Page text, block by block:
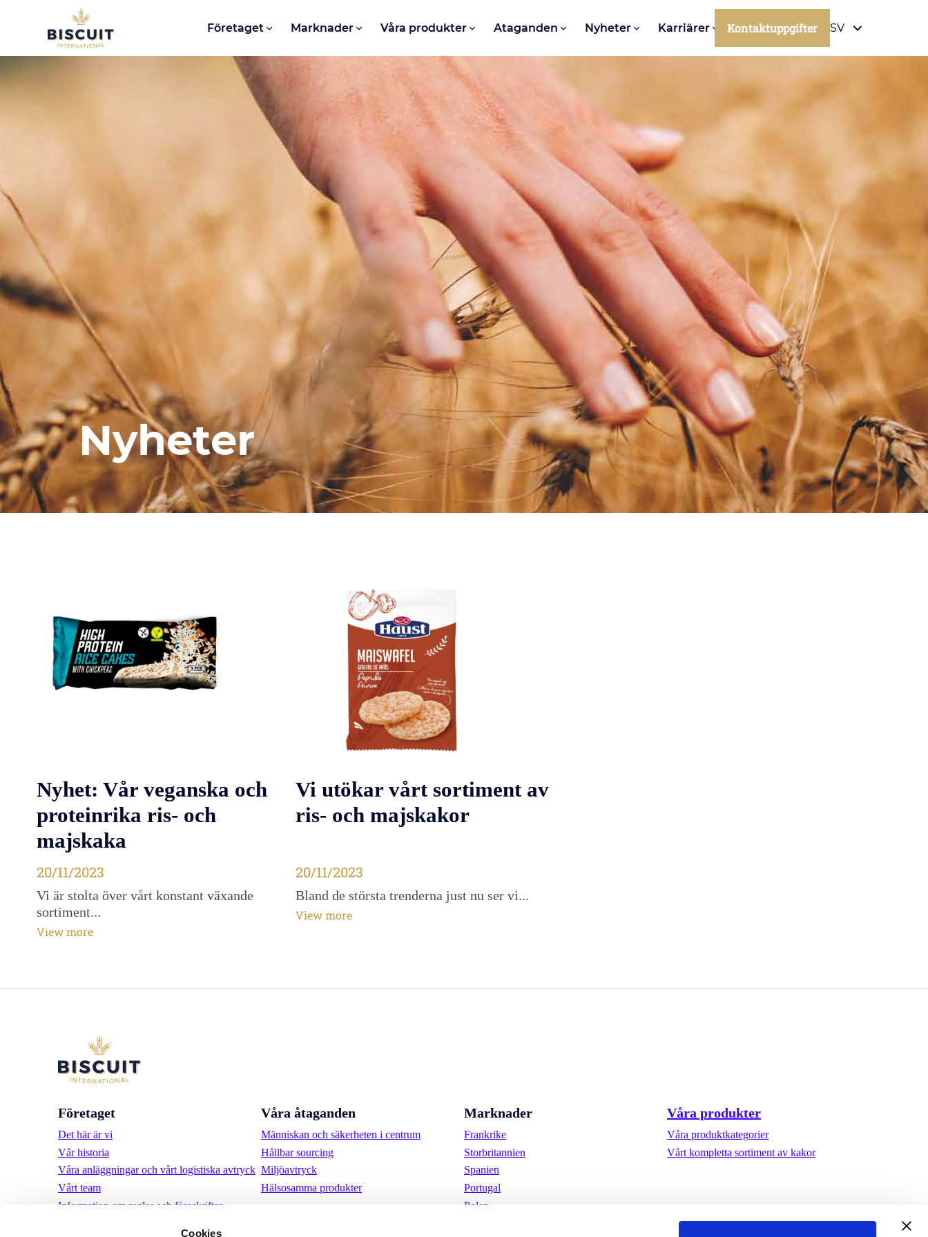
Cookies
Aller au contenu Företaget Marknader Våra produkter Ataganden Nyheter Karriärer Kontaktuppgifter SV
Nyheter
Nyhet: Vår veganska och
proteinrika ris- och
majskaka
Publié le
20/11/2023
Vi är stolta över vårt konstant växande
sortiment...
View more
Vi utökar vårt sortiment av
ris- och majskakor
Publié le
20/11/2023
Bland de största trenderna just nu ser vi...
View more
Företaget
Det här är vi
Vår historia
Våra anläggningar och vårt logistiska avtryck
Vårt team
Information om regler och föreskrifter
Våra åtaganden
Människan och säkerheten i centrum
Hållbar sourcing
Miljöavtryck
Hälsosamma produkter
Marknader
Frankrike
Storbritannien
Spanien
Portugal
Polen
Våra produkter
Våra produktkategorier
Vårt kompletta sortiment av kakor